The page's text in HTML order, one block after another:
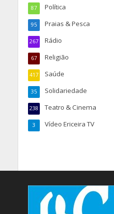
Política
87
Praias & Pesca
95
Rádio
267
Religião
67
Saúde
417
Solidariedade
35
Teatro & Cinema
238
Vídeo Ericeira TV
3